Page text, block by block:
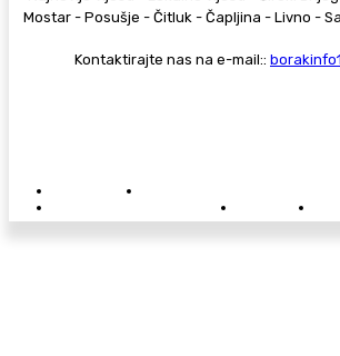
Mostar - Posušje - Čitluk - Čapljina - Livno -
Kontaktirajte nas na e-mail::